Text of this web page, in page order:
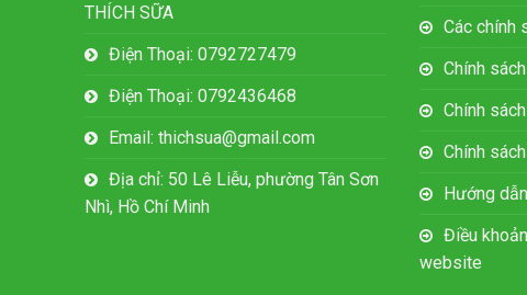
THÍCH SỮA
Điện Thoại: 0792727479
Điện Thoại: 0792436468
Email: thichsua@gmail.com
Địa chỉ: 50 Lê Liễu, phường Tân Sơn
Nhì, Hồ Chí Minh
Các chính
Chính
Chính
Chính
Hướng
Điều
website